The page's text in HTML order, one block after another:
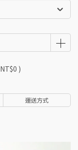
NT$0 )
運送方式